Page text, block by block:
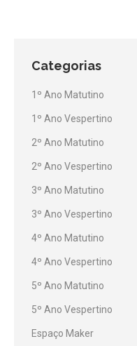
Categorias
1º Ano Matutino
1º Ano Vespertino
2º Ano Matutino
2º Ano Vespertino
3º Ano Matutino
3º Ano Vespertino
4º Ano Matutino
4º Ano Vespertino
5º Ano Matutino
5º Ano Vespertino
Espaço Maker